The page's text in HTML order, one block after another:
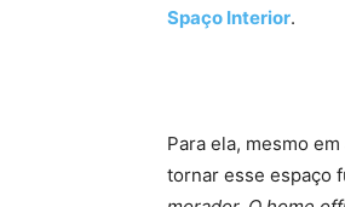
Spaço Interior.
Para ela, mesmo
tornar esse espaço